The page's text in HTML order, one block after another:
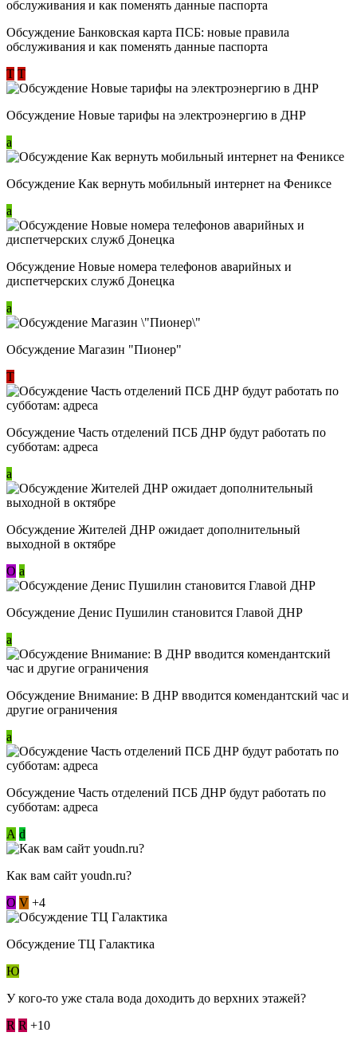
Обсуждение ​Банковская карта ПСБ: новые правила
обслуживания и как поменять данные паспорта
Т Т
Обсуждение Новые тарифы на электроэнергию в ДНР
a
Обсуждение Как вернуть мобильный интернет на Фениксе
a
Обсуждение Новые номера телефонов аварийных и
диспетчерских служб Донецка
a
Обсуждение Магазин "Пионер"
Т
Обсуждение Часть отделений ПСБ ДНР будут работать по
субботам: адреса
a
Обсуждение Жителей ДНР ожидает дополнительный
выходной в октябре
О a
Обсуждение Денис Пушилин становится Главой ДНР
a
Обсуждение Внимание: В ДНР вводится комендантский час и
другие ограничения
a
Обсуждение Часть отделений ПСБ ДНР будут работать по
субботам: адреса
А d
Как вам сайт youdn.ru?
О V +4
Обсуждение ТЦ Галактика
Ю
У кого-то уже стала вода доходить до верхних этажей?
R R +10